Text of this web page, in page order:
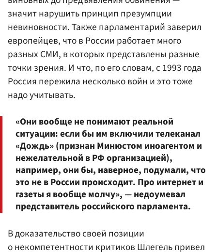
значит нарушить принцип презумпции
невиновности. Также парламентарий заверил
европейцев, что в России работает много
разных СМИ, в которых представлены разные
точки зрения. И что, по его словам, с 1993 года
Россия пережила несколько войн и это тоже
надо учитывать.
«Они вообще не понимают реальной
ситуации: если бы им включили телеканал
«Дождь» (признан Минюстом иноагентом и
нежелательной в РФ организацией),
например, они бы, наверное, подумали, что
это не в России происходит. Про интернет и
газеты я вообще молчу», — недоумевал
представитель российского парламента.
В доказательство своей позиции
о некомпетентности критиков Шлегель привел